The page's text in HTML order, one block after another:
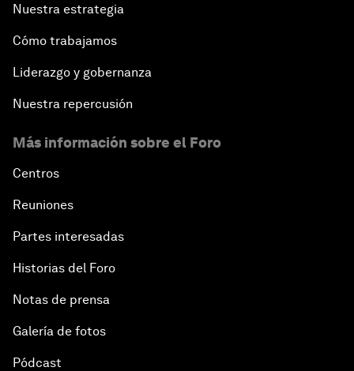
Nuestra estrategia
Cómo trabajamos
Liderazgo y gobernanza
Nuestra repercusión
Más información sobre el Foro
Centros
Reuniones
Partes interesadas
Historias del Foro
Notas de prensa
Galería de fotos
Pódcast